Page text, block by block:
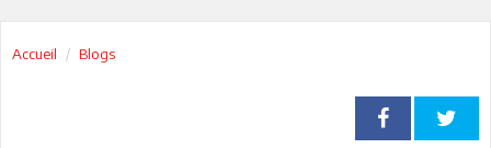
Accueil Blogs